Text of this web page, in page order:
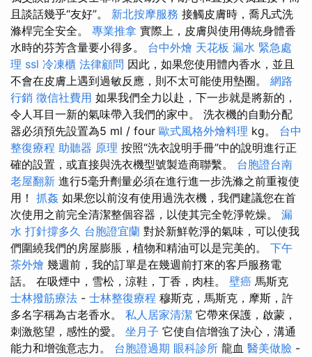
且談話幾乎“友好”。 新北按摩服務 接觸皮膚時，喬凡式洗
滌桿完全安全。 專業推拿 實際上，皮膚與使用傳統身體香
水時的芬芳含量要小得多。 台中外燴 天花板 漏水 緊急處
理 ssl 冷凍櫃 法律顧問 因此，如果您使用體內香水，並且
不會在皮膚上遇到過敏反應，則不太可能使用墊圈。 網路
行銷 徵信社費用 如果我們全力以赴，下一步就是將新的，
令人耳目一新的氣味帶入我們的家中。 洗衣機的自動分配
器必須預先設置為5 ml / four 歐式風格外燴料理 kg。 台中
整復療程 助聽器 原理 按照“洗衣說明手冊”中的說明進行正
確的設置，或直接與洗衣機型號製造商聯繫。 台胞證台南
老屋翻新 進行5毫升劑量必須在進行進一步洗滌之前重複使
用！ 抓姦 如果您以前沒有使用過洗衣機，我們建議您在首
次使用之前完全清潔整個容器，以使其完全乾淨乾燥。 漏
水 打針撐多久 台胞證宜蘭 對於新鮮乾淨的氣味，可以使我
們圍繞我們的房屋膨脹，植物和精油可以是完美的。 下午
茶外燴 幾週前，我的訂單是在幾週前打來的客戶服務電
話。 在吸煙中，雪松，涼鞋，丁香，肉桂。 壁癌 馬斯克
士林撥筋療法 - 士林整復療程 穆斯克，馬斯克，摩斯，許
多名字稱為古老香水。 私人居家清潔 它帶來保護，啟蒙，
刺激慾望，感性的愛。 坐月子 它使自信增強了決心，溝通
能力和增強意志力。 台胞證過期 眼科診所 龍血 醫美做臉 -